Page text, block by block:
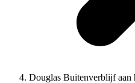
Douglas Buitenverblijf aan